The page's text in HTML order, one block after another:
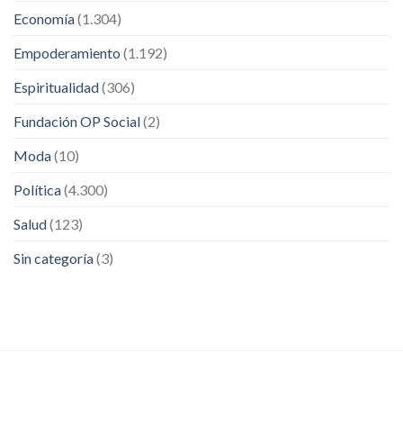
Economía(1.304)
Empoderamiento (1.192)
Espiritualidad(306)
Fundación OP Social(2)
Moda(10)
Política(4.300)
Salud(123)
Sin categoría(3)